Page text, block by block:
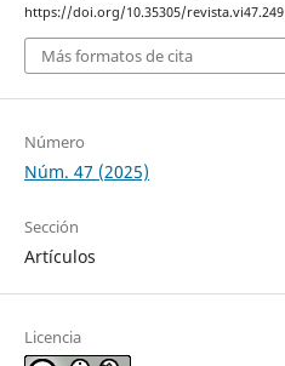
https://doi.org/10.35305/revista.vi47.249
Más formatos de cita
Número
Núm. 47 (2025)
Sección
Artículos
Licencia